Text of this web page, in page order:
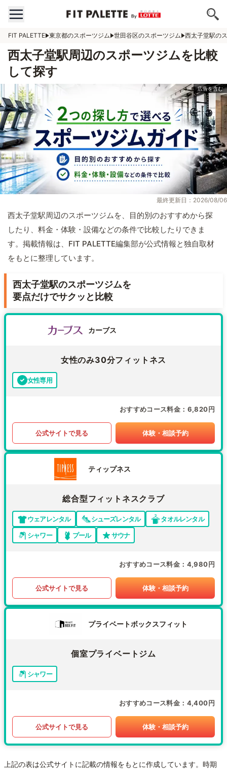
FIT PALETTE 東京都のスポーツジム 世田谷区のスポーツジム 西太子堂駅の
西太子堂駅周辺のスポーツジムを比較
して探す
最終更新日：2026/08/06
西太子堂駅周辺のスポーツジムを、目的別のおすすめから探
したり、料金・体験・設備などの条件で比較したりできま
す。掲載情報は、FIT PALETTE編集部が公式情報と独自取材
をもとに整理しています。
西太子堂駅のスポーツジムを
要点だけでサクッと比較
カーブス
女性のみ30分フィットネス
女性専用
おすすめコース料金 6,820円
公式サイトで見る 体験・相談予約
ティップネス
総合型フィットネスクラブ
ウェアレンタル シューズレンタル
タオルレンタル
シャワー
プール サウナ
おすすめコース料金 4,980円
公式サイトで見る 体験・相談予約
プライベートボックスフィット
個室プライベートジム
シャワー
おすすめコース料金 4,400円
公式サイトで見る 体験・相談予約
上記の表は公式サイトに記載の情報をもとに作成しています。時期